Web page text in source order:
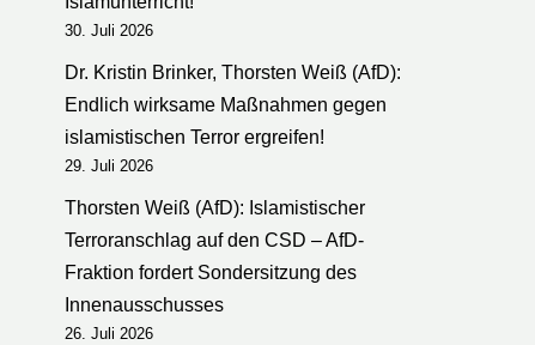
30. Juli 2026
Dr. Kristin Brinker, Thorsten Weiß (AfD):
Endlich wirksame Maßnahmen gegen
islamistischen Terror ergreifen!
29. Juli 2026
Thorsten Weiß (AfD): Islamistischer
Terroranschlag auf den CSD – AfD-
Fraktion fordert Sondersitzung des
Innenausschusses
26. Juli 2026